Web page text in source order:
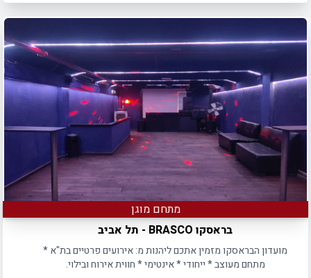
מתחם מוגן
בראסקו BRASCO - תל אביב
מועדון הבראסקו מזמין אתכם ליהנות מ: אירועים פרטיים בת"א *
מתחם מעוצב * ייחודי * אינטימי * חווית אירוח ובילוי.